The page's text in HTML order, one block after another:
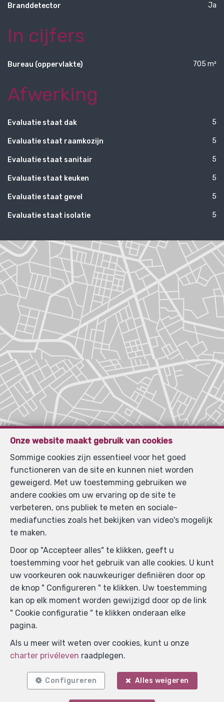
Branddetector Ja
In cijfers
Bureau (oppervlakte) 705 m²
Afwerking
Evaluatie staat dak 5
Evaluatie staat raamkozijn 5
Evaluatie staat sanitair 5
Evaluatie staat keuken 5
Evaluatie staat gevel 5
Evaluatie staat isolatie 5
Zoek op de kaart
Onze website maakt gebruik van cookies
Sommige cookies zijn essentieel voor het goed
functioneren van de site en kunnen niet worden
geweigerd. Met uw toestemming gebruiken we
andere cookies om uw ervaring op de site te
verbeteren, ons publiek te meten en sociale-
mediafuncties zoals het bekijken van video's mogelijk
te maken.
Door op "Accepteer alles" te klikken, geeft u
toestemming voor het gebruik van alle cookies. U kunt
uw voorkeuren ook nauwkeuriger definiëren door op
de knop " Configureren " te klikken. Uw toestemming
kan op elk moment worden gewijzigd door op de link
" Cookie configuratie " te klikken onderaan elke
pagina.
Als u meer wilt weten over cookies, kunt u onze
charter privéleven raadplegen.
Configureren Alles weigeren